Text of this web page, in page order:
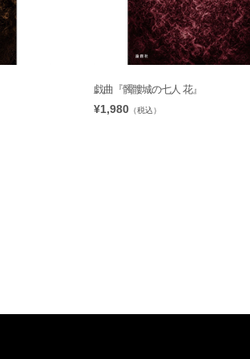
戯曲『髑髏城の七人 花』
¥1,980（税込）